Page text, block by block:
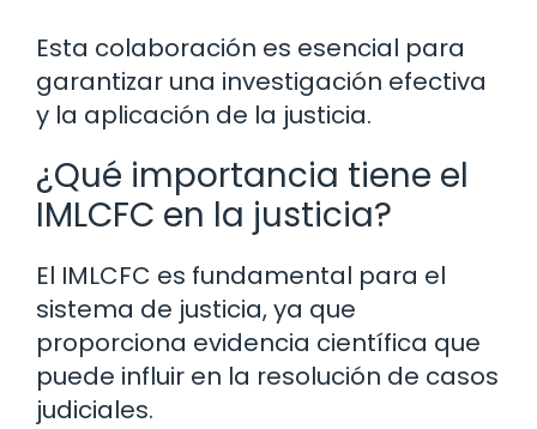
Esta colaboración es esencial para
garantizar una investigación efectiva
y la aplicación de la justicia.
¿Qué importancia tiene el
IMLCFC en la justicia?
El IMLCFC es fundamental para el
sistema de justicia, ya que
proporciona evidencia científica que
puede influir en la resolución de casos
judiciales.